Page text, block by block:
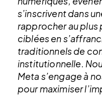
s’inscrivent dans
rapprocher au plus
ciblées en
traditionnels de
institutionnelle.
Meta s’engage à
pour maximiser